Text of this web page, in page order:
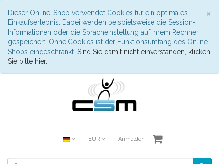
×
Dieser Online-Shop verwendet Cookies für ein optimales
Einkaufserlebnis. Dabei werden beispielsweise die Session-
Informationen oder die Spracheinstellung auf Ihrem Rechner
gespeichert. Ohne Cookies ist der Funktionsumfang des Online-
Shops eingeschränkt. Sind Sie damit nicht einverstanden, klicken
Sie bitte hier.
EUR Anmelden